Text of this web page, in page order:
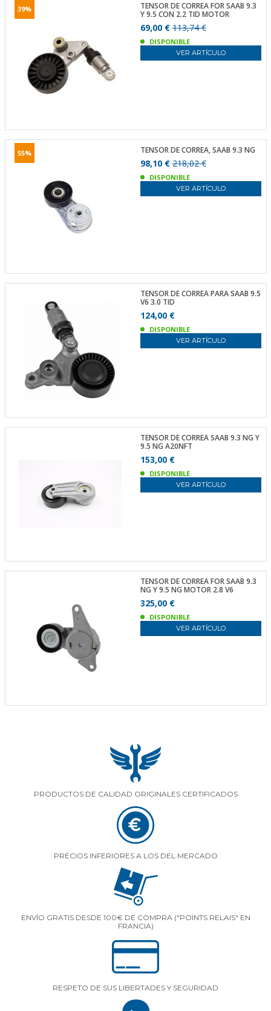
39%
TENSOR DE CORREA FOR SAAB 9.3
Y 9.5 CON 2.2 TID MOTOR
69,00 €113,74 €
DISPONIBLE
VER ARTÍCULO
55% TENSOR DE CORREA, SAAB 9.3 NG
98,10 €218,02 €
DISPONIBLE
VER ARTÍCULO
TENSOR DE CORREA PARA SAAB 9.5
V6 3.0 TID
124,00 €
DISPONIBLE
VER ARTÍCULO
TENSOR DE CORREA SAAB 9.3 NG Y
9.5 NG A20NFT
153,00 €
DISPONIBLE
VER ARTÍCULO
TENSOR DE CORREA FOR SAAB 9.3
NG Y 9.5 NG MOTOR 2.8 V6
325,00 €
DISPONIBLE
VER ARTÍCULO
PRODUCTOS DE CALIDAD ORIGINALES CERTIFICADOS
PRECIOS INFERIORES A LOS DEL MERCADO
ENVÍO GRATIS DESDE 100€ DE COMPRA ("POINTS RELAIS" EN
FRANCIA)
RESPETO DE SUS LIBERTADES Y SEGURIDAD